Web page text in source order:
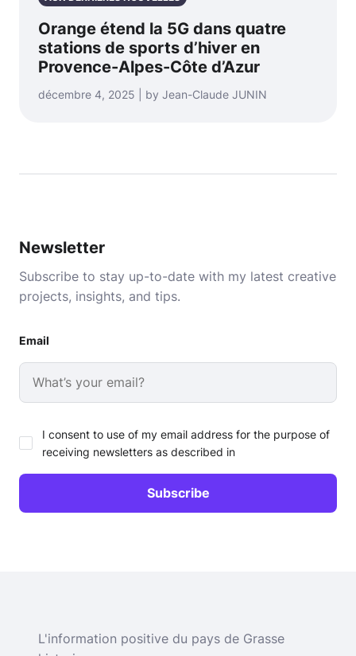
Orange étend la 5G dans quatre
stations de sports d’hiver en
Provence-Alpes-Côte d’Azur
décembre 4, 2025 | by Jean-Claude JUNIN
Newsletter
Subscribe to stay up-to-date with my latest creative
projects, insights, and tips.
Email
I consent to use of my email address for the purpose of
receiving newsletters as described in
L'information positive du pays de Grasse